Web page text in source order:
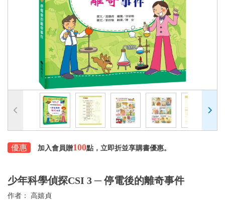
優惠 加入會員贈100點，立即折並享購書優惠。
少年科學偵探CSI 3 ─ 停電後的離奇事件
作者： 高嬉貞